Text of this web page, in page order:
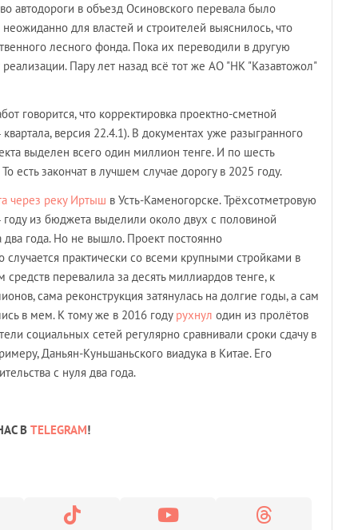
автодороги в объезд Осиновского перевала было
для властей и строителей выяснилось, что
лесного фонда. Пока их переводили в другую
Пару лет назад всё тот же АО "НК "Казавтожол"
говорится, что корректировка проектно-сметной
версия 22.4.1). В документах уже разыгранного
выделен всего один миллион тенге. И по шесть
есть закончат в лучшем случае дорогу в 2025 году.
через реку Иртыш в Усть-Каменогорске. Трёхсотметровую
из бюджета выделили около двух с половиной
года. Но не вышло. Проект постоянно
случается практически со всеми крупными стройками в
перевалила за десять миллиардов тенге, к
сама реконструкция затянулась на долгие годы, а сам
в мем. К тому же в 2016 году рухнул один из пролётов
социальных сетей регулярно сравнивали сроки сдачу в
Даньян-Куньшаньского виадука в Китае. Его
с нуля два года.
В TELEGRAM!